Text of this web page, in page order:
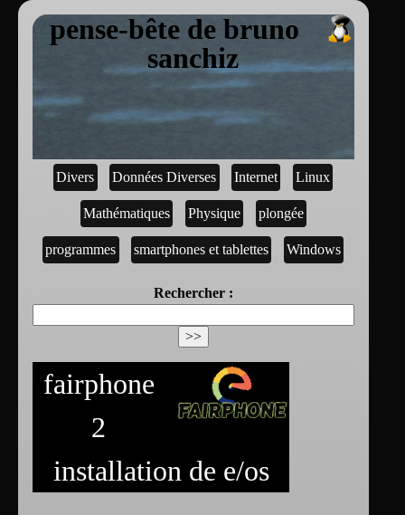
pense-bête de bruno
sanchiz
Divers Données Diverses Internet Linux
Mathématiques Physique plongée
programmes smartphones et tablettes Windows
Rechercher :
fairphone
2
installation de e/os